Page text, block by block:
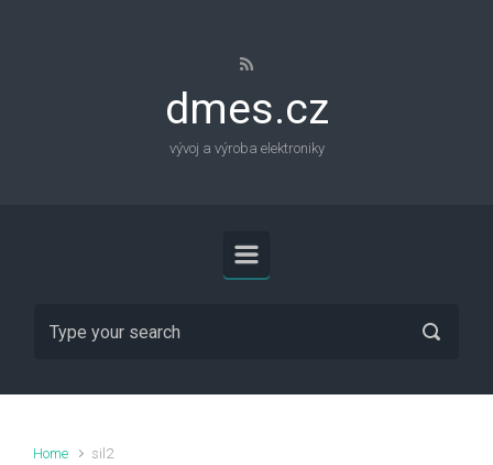
dmes.cz
vývoj a výroba elektroniky
Home sil2